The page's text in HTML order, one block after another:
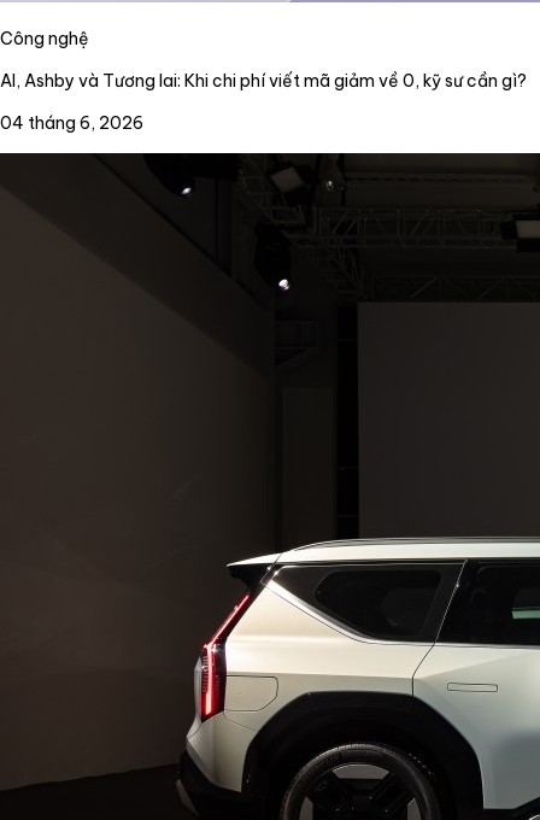
Công nghệ
AI, Ashby và Tương lai: Khi chi phí viết mã giảm về 0, kỹ sư cần gì?
04 tháng 6, 2026